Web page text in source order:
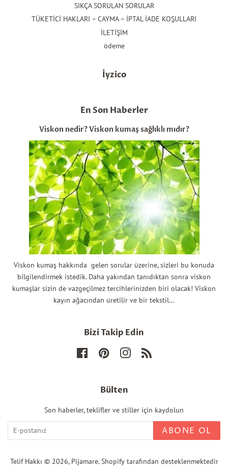
SIKÇA SORULAN SORULAR
TÜKETİCİ HAKLARI – CAYMA – İPTAL İADE KOŞULLARI
İLETİŞİM
ödeme
İyzico
En Son Haberler
Viskon nedir? Viskon kumaş sağlıklı mıdır?
Viskon kumaş hakkında gelen sorular üzerine, sizleri bu konuda
bilgilendirmek istedik. Daha yakından tanıdıktan sonra viskon
kumaşlar sizin de vazgeçilmez tercihlerinizden biri olacak! Viskon
kayın ağacından üretilir ve bir tekstil...
Bizi Takip Edin
FacebookPinterestInstagram
Bülten
Son haberler, teklifler ve stiller için kaydolun
ABONE OL
Telif Hakkı © 2026, Pijamare. Shopify tarafından desteklenmektedir